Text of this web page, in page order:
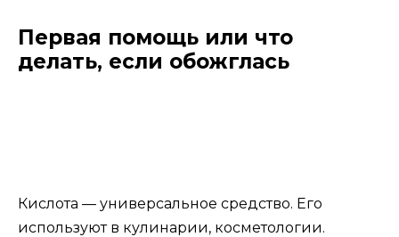
Первая помощь или что
делать, если обожглась
Кислота — универсальное средство. Его
используют в кулинарии, косметологии.